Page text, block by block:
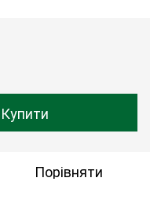
Купити
Порівняти